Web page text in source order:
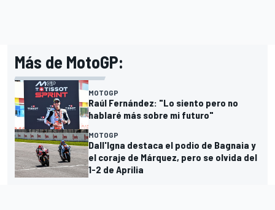
Más de MotoGP:
MOTOGP
Raúl Fernández: "Lo siento pero no
hablaré más sobre mi futuro"
MOTOGP
Dall'Igna destaca el podio de Bagnaia y
el coraje de Márquez, pero se olvida del
1-2 de Aprilia